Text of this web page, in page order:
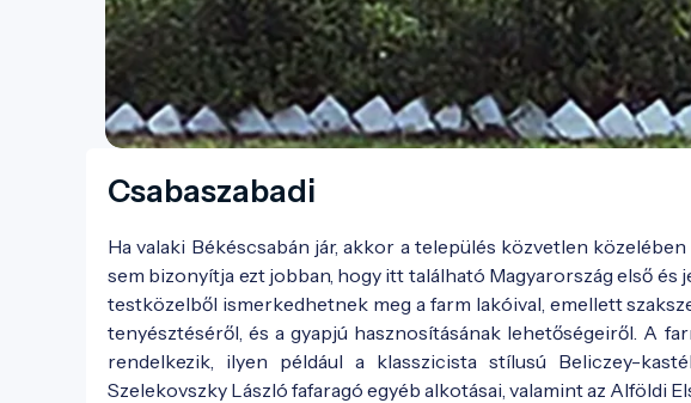
Csabaszabadi
Ha valaki Békéscsabán jár, akkor a település közvetlen
sem bizonyítja ezt jobban, hogy itt található Magyarország első és
testközelből ismerkedhetnek meg a farm lakóival, emellett
tenyésztéséről, és a gyapjú hasznosításának lehetőségeiről. A
rendelkezik, ilyen például a klasszicista stílusú Beliczey-
Szelekovszky László fafaragó egyéb alkotásai, valamint az Alföldi